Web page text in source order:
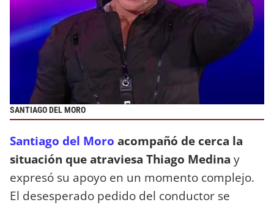
SANTIAGO DEL MORO
Santiago del Moro acompañó de cerca la
situación que atraviesa Thiago Medina y
expresó su apoyo en un momento complejo.
El desesperado pedido del conductor se